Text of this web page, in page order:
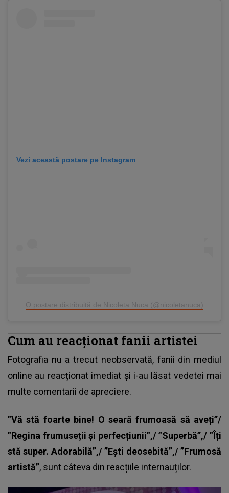
Vezi această postare pe Instagram
O postare distribuită de Nicoleta Nuca (@nicoletanuca)
Cum au reacționat fanii artistei
Fotografia nu a trecut neobservată, fanii din mediul
online au reacționat imediat și i-au lăsat vedetei mai
multe comentarii de apreciere.
”Vă stă foarte bine! O seară frumoasă să aveți”/
”Regina frumuseții și perfecțiunii”,/ ”Superbă”,/ ”Îți
stă super. Adorabilă”,/ ”Ești deosebită”,/ ”Frumosă
artistă”, sunt câteva din reacțiile internauților.